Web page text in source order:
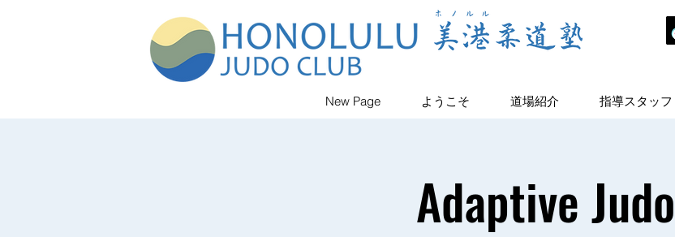
New Page ようこそ 道場紹介 指導スタッフ
Adaptive Judo